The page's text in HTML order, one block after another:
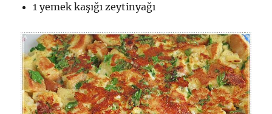
1 yemek kaşığı zeytinyağı